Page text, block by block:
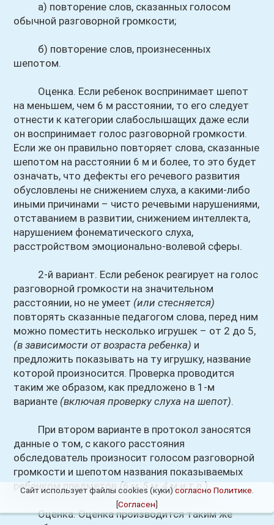
а) повторение слов, сказанных голосом
обычной разговорной громкости;
б) повторение слов, произнесенных
шепотом.
Оценка. Если ребенок воспринимает шепот
на меньшем, чем 6 м расстоянии, то его следует
отнести к категории слабослышащих даже если
он воспринимает голос разговорной громкости.
Если же он правильно повторяет слова, сказанные
шепотом на расстоянии 6 м и более, то это будет
означать, что дефекты его речевого развития
обусловлены не снижением слуха, а какими-либо
иными причинами – чисто речевыми нарушениями,
отставанием в развитии, снижением интеллекта,
нарушением фонематического слуха,
расстройством эмоционально-волевой сферы.
2-й вариант. Если ребенок реагирует на голос
разговорной громкости на значительном
расстоянии, но не умеет (или стесняется)
повторять сказанные педагогом слова, перед ним
можно поместить несколько игрушек – от 2 до 5,
(в зависимости от возраста ребенка) и
предложить показывать на ту игрушку, название
которой произносится. Проверка проводится
таким же образом, как предложено в 1-м
варианте (включая проверку слуха на шепот).
При втором варианте в протокол заносятся
данные о том, с какого расстояния
обследователь произносит голосом разговорной
громкости и шепотом названия показываемых
ребенком предметов(6 м, 5 м, 4 м и т.д.).
Оценка. Оценка производится таким же
Сайт использует файлы cookies (куки) согласно Политике
[Согласен]